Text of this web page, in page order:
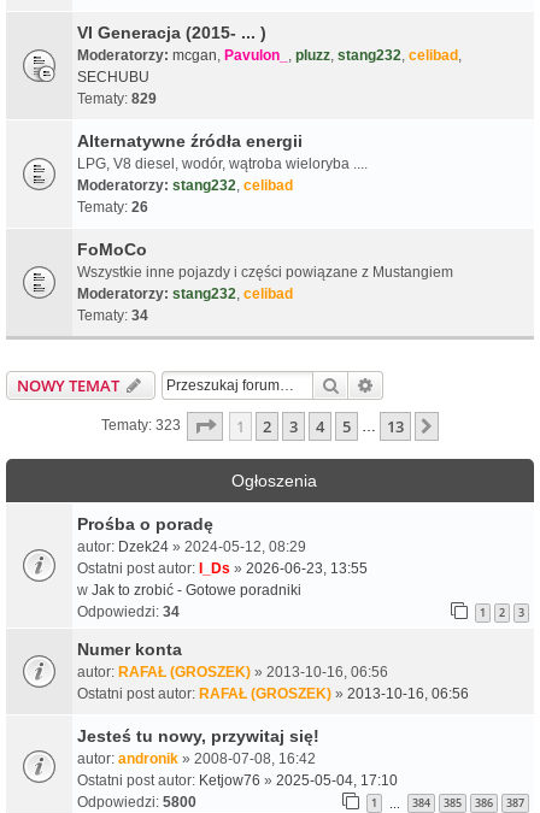
VI Generacja (2015- ... )
Moderatorzy: mcgan, Pavulon_ , pluzz, stang232, celibad,
SECHUBU
Tematy: 829
Alternatywne źródła energii
LPG, V8 diesel, wodór, wątroba wieloryba ....
Moderatorzy: stang232, celibad
Tematy: 26
FoMoCo
Wszystkie inne pojazdy i części powiązane z Mustangiem
Moderatorzy: stang232, celibad
Tematy: 34
NOWY TEMAT Szukaj
Tematy: 323 Strona z13
1 2 3 4 5 … 13
Ogłoszenia
Prośba o poradę
autor: Dzek24 » 2024-05-12, 08:29
Ostatni post autor: I_Ds » 2026-06-23, 13:55
w Jak to zrobić - Gotowe poradniki
Odpowiedzi: 34 1 2 3
Numer konta
autor: RAFAŁ (GROSZEK) » 2013-10-16, 06:56
Ostatni post autor: RAFAŁ (GROSZEK) » 2013-10-16, 06:56
Jesteś tu nowy, przywitaj się!
autor: andronik » 2008-07-08, 16:42
Ostatni post autor: Ketjow76 » 2025-05-04, 17:10
Odpowiedzi: 5800 1 384 385 386 387